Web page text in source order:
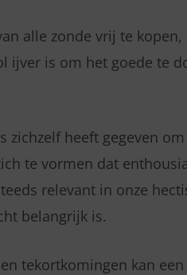
alle zonde vrij te kopen,
ijver is om het goede te
zichzelf heeft gegeven
te vormen dat
relevant in onze
belangrijk is.
tekortkomingen kan